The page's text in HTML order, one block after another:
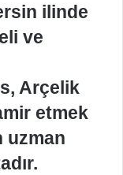
ilinde
ve
Arçelik
etmek
uzman